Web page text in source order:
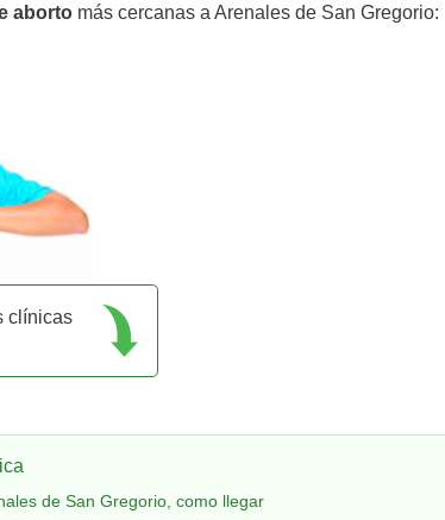
aborto más cercanas a Arenales de San Gregorio:
clínicas
de San Gregorio, como llegar